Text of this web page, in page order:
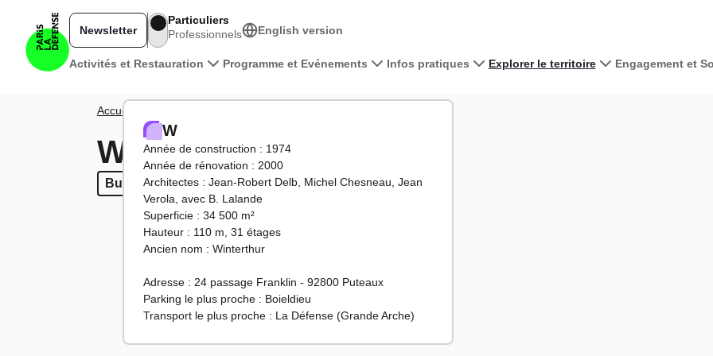
Navigation principale
Activités et Restauration Programme et Evénements Infos pratiques Explorer le territoire Engagement et
Newsletter
Particuliers
Professionnels
English version
Fil d'Ariane
Accueil
W
BureauxBureaux
W
Année de construction : 1974
Année de rénovation : 2000
Architectes : Jean-Robert Delb, Michel Chesneau, Jean
Verola, avec B. Lalande
Superficie : 34 500 m²
Hauteur : 110 m, 31 étages
Ancien nom : Winterthur
Adresse : 24 passage Franklin - 92800 Puteaux
Parking le plus proche : Boieldieu
Transport le plus proche : La Défense (Grande Arche)